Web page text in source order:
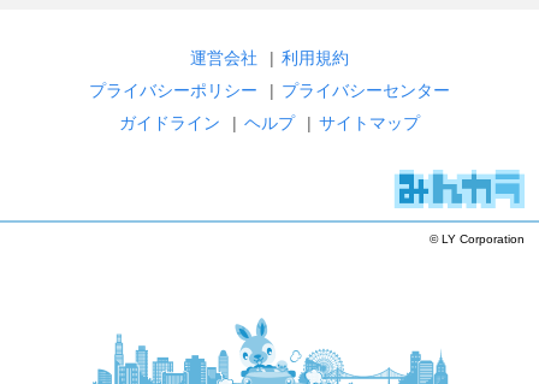
運営会社 | 利用規約
プライバシーポリシー
| プライバシーセンター
ガイドライン
| ヘルプ | サイトマップ
© LY Corporation